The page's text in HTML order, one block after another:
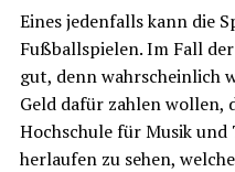
Eines jedenfalls kann die
Fußballspielen. Im Fall
gut, denn wahrscheinlich
Geld dafür zahlen wollen,
Hochschule für Musik
herlaufen zu sehen,